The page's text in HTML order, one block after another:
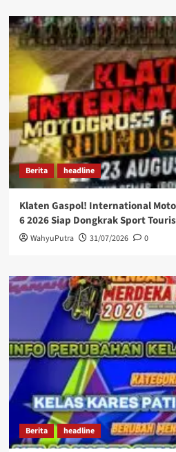
Berita headline
Klaten Gaspol! International
6 2026 Siap Dongkrak Sport
WahyuPutra 31/07/2026 0
Berita headline